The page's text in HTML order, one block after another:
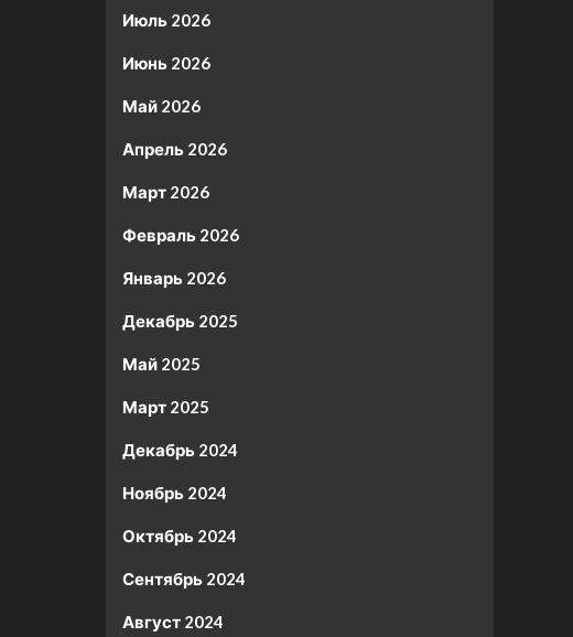
Июль 2026
Июнь 2026
Май 2026
Апрель 2026
Март 2026
Февраль 2026
Январь 2026
Декабрь 2025
Май 2025
Март 2025
Декабрь 2024
Ноябрь 2024
Октябрь 2024
Сентябрь 2024
Август 2024